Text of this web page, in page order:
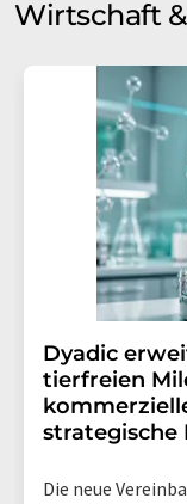
Wirtschaft
Dyadic
tierfreien
strategische
Die neue